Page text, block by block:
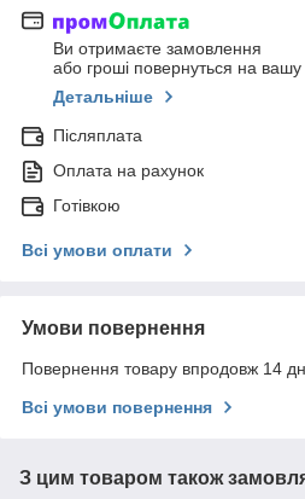
Ви отримаєте замовлення
або гроші повернуться на вашу
Детальніше
Післяплата
Оплата на рахунок
Готівкою
Всі умови оплати
Умови повернення
Повернення товару впродовж 14
Всі умови повернення
З цим товаром також